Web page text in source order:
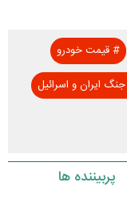
#قیمت خودرو
جنگ ایران و اسرائیل
پربیننده ها